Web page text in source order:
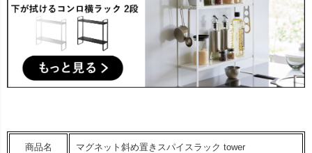
商品名 マグネット斜め置きスパイスラック tower